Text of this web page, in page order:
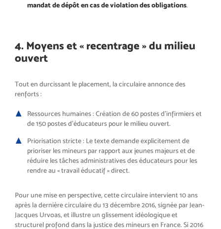
mandat de dépôt en cas de violation des obligations.
4. Moyens et « recentrage » du milieu
ouvert
Tout en durcissant le placement, la circulaire annonce des
renforts :
Ressources humaines : Création de 60 postes d’infirmiers et
de 150 postes d’éducateurs pour le milieu ouvert.
Priorisation stricte : Le texte demande explicitement de
prioriser les mineurs par rapport aux jeunes majeurs et de
réduire les tâches administratives des éducateurs pour les
rendre au « travail éducatif » direct.
Pour une mise en perspective, cette circulaire intervient 10 ans
après la dernière circulaire du 13 décembre 2016, signée par Jean-
Jacques Urvoas, et illustre un glissement idéologique et
structurel profond dans la justice des mineurs en France. Si 2016